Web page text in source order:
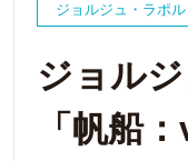
ジョルジュ・ラポル
ジョル
「帆船